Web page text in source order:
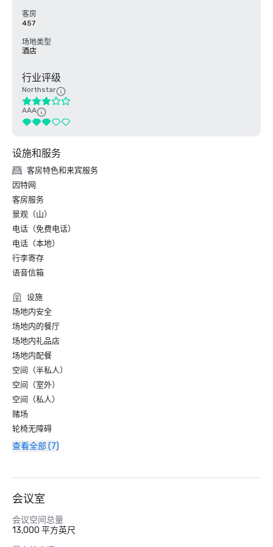
客房
457
场地类型
酒店
行业评级
Northstar
AAA
设施和服务
客房特色和来宾服务
因特网
客房服务
景观（山）
电话（免费电话）
电话（本地）
行李寄存
语音信箱
设施
场地内安全
场地内的餐厅
场地内礼品店
场地内配餐
空间（半私人）
空间（室外）
空间（私人）
赌场
轮椅无障碍
查看全部 (7)
会议室
会议空间总量
13,000 平方英尺